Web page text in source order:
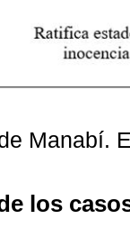
Manabí.
los